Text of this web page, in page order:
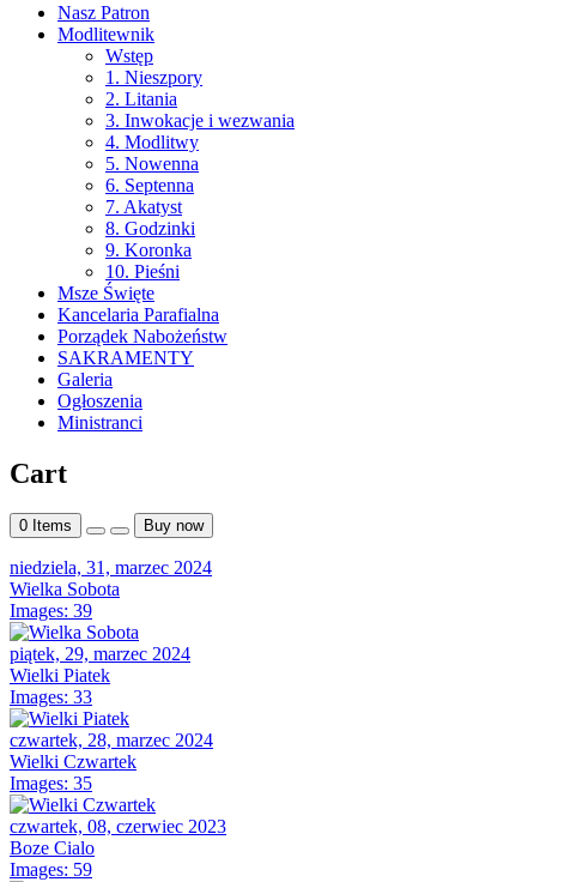
Nasz Patron
Modlitewnik
Wstęp
1. Nieszpory
2. Litania
3. Inwokacje i wezwania
4. Modlitwy
5. Nowenna
6. Septenna
7. Akatyst
8. Godzinki
9. Koronka
10. Pieśni
Msze Święte
Kancelaria Parafialna
Porządek Nabożeństw
SAKRAMENTY
Galeria
Ogłoszenia
Ministranci
Cart
0 Items Buy now
niedziela, 31, marzec 2024
Wielka Sobota
Images: 39
piątek, 29, marzec 2024
Wielki Piatek
Images: 33
czwartek, 28, marzec 2024
Wielki Czwartek
Images: 35
czwartek, 08, czerwiec 2023
Boze Cialo
Images: 59